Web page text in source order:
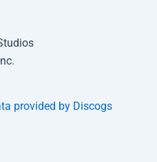
provided by Discogs